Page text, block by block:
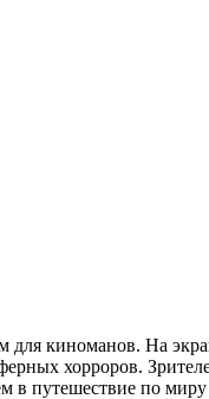
для киноманов. На
хорроров.
в путешествие по